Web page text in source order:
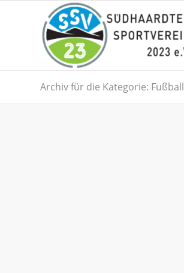
Archiv für die Kategorie: Fußball